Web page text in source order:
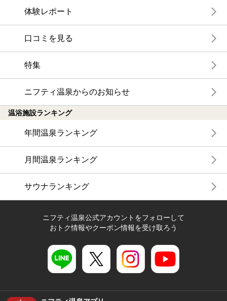
体験レポート
口コミを見る
特集
ニフティ温泉からのお知らせ
温浴施設ランキング
年間温泉ランキング
月間温泉ランキング
サウナランキング
ニフティ温泉公式アカウントをフォローして
おトク情報やクーポン情報を受け取ろう